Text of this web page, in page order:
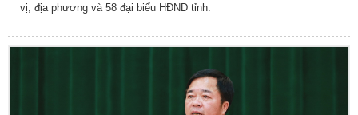
vị, địa phương và 58 đại biểu HĐND tỉnh.